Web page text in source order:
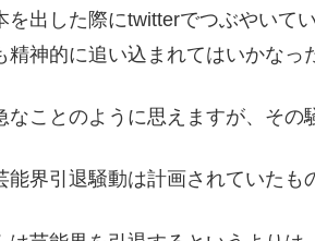
を出した際にtwitterでつぶやいて
神的に追い込まれてはいかなっ
ことのように思えますが、その
界引退騒動は計画されていたも